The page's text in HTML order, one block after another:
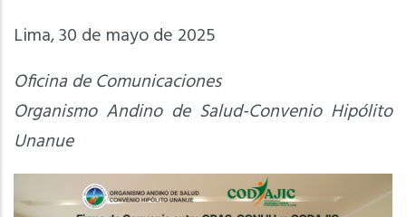
Lima, 30 de mayo de 2025
Oficina de Comunicaciones
Organismo Andino de Salud-Convenio Hipólito
Unanue